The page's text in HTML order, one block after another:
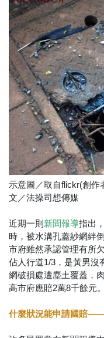
示意圖／取自flickr(創作
文／法操司想傳媒
近期一則 新聞報導指出
時，被水溝孔蓋紗網絆
市府雖然承認管理有所
佔人行道1/3，是黃男沒
網破損處遭塵土覆蓋，
高市府應賠2萬8千餘元。
什麼狀況能申請國賠